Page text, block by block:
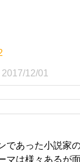
2017/12/01
であった小説家
マは様々あるが